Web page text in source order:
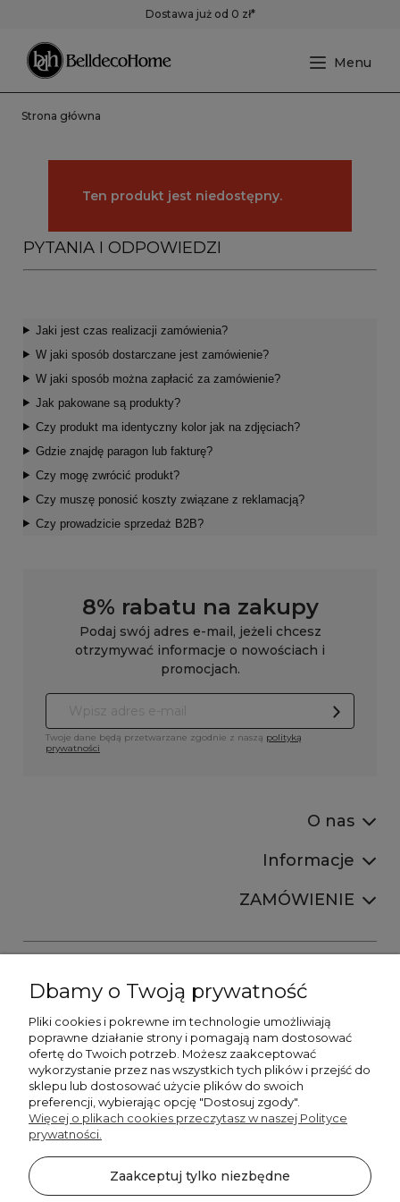
Dostawa już od 0 zł*
Strona główna
Ten produkt jest niedostępny.
PYTANIA I ODPOWIEDZI
Jaki jest czas realizacji zamówienia?
W jaki sposób dostarczane jest zamówienie?
W jaki sposób można zapłacić za zamówienie?
Jak pakowane są produkty?
Czy produkt ma identyczny kolor jak na zdjęciach?
Gdzie znajdę paragon lub fakturę?
Czy mogę zwrócić produkt?
Czy muszę ponosić koszty związane z reklamacją?
Czy prowadzicie sprzedaż B2B?
8% rabatu na zakupy
Podaj swój adres e-mail, jeżeli chcesz
otrzymywać informacje o nowościach i
promocjach.
Twoje dane będą przetwarzane zgodnie z naszą polityką
prywatności
O nas
Informacje
ZAMÓWIENIE
+48606673390
sprzedaz@belldecohome.pl
©2026 Wszelkie Prawa Zastrzeżone | BelldecoHome.pl
Flex Minimalist by Ecommercy
Dbamy o Twoją prywatność
Pliki cookies i pokrewne im technologie umożliwiają
poprawne działanie strony i pomagają nam dostosować
ofertę do Twoich potrzeb. Możesz zaakceptować
wykorzystanie przez nas wszystkich tych plików i przejść do
sklepu lub dostosować użycie plików do swoich
preferencji, wybierając opcję "Dostosuj zgody".
Więcej o plikach cookies przeczytasz w naszej Polityce
prywatności.
Zaakceptuj tylko niezbędne
Zapisz się do naszego newslettera i zgarnij 8% rabatu!
zaznacz pola
Akceptuję regulamin newslettera